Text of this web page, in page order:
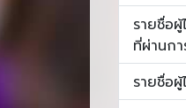
รายชื่อ
ที่ผ่านก
รายชื่อ